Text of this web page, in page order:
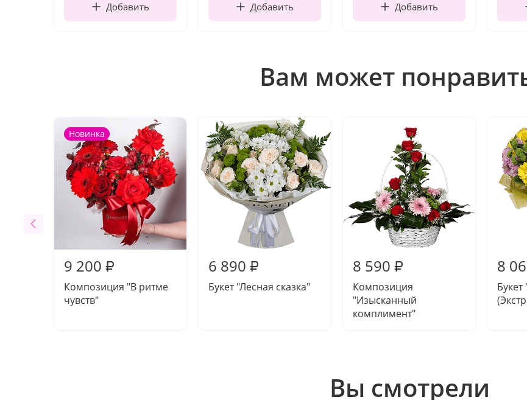
Добавить Добавить Добавить
Вам может
Новинка
9 200 ₽
Композиция "В ритме
чувств"
6 890 ₽
Букет "Лесная сказка"
8 590 ₽
Композиция
"Изысканный
комплимент"
8
Вы смотрели